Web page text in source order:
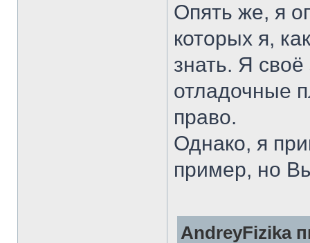
Опять же, я
которых я,
знать. Я
отладочные
право.
Однако, я
пример, но
AndreyFizika